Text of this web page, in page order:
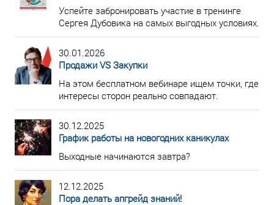
Успейте забронировать участие в тренинге
Сергея Дубовика на самых выгодных условиях.
30.01.2026
Продажи VS Закупки
На этом бесплатном вебинаре ищем точки, где
интересы сторон реально совпадают.
30.12.2025
График работы на новогодних каникулах
Выходные начинаются завтра?
12.12.2025
Пора делать апгрейд знаний!